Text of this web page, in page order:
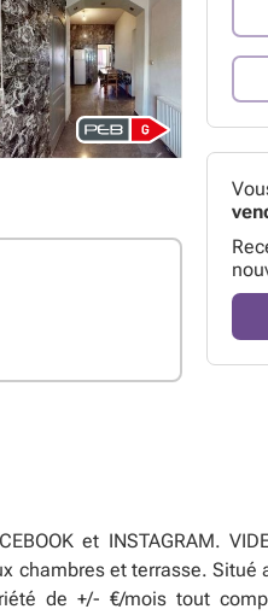
et INSTAGRAM.
chambres et terrasse.
de +/- €/mois tout